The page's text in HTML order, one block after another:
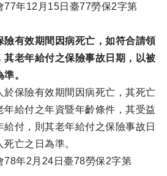
77年12月15日臺77勞保2字第
險有效期間因病死亡，如符合請領
其老年給付之保險事故日期，以被
。
於保險有效期間因病死亡，其死亡
年給付之年資暨年齡條件，其受益
給付，則其老年給付之保險事故日
亡之日為準。
78年2月24日臺78勞保2字第